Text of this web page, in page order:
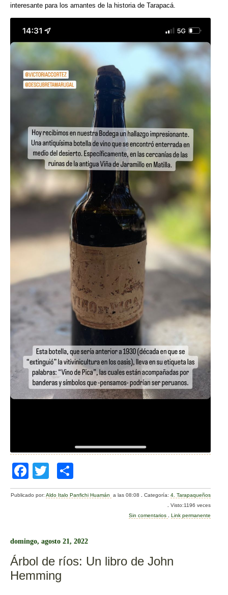
interesante para los amantes de la historia de Tarapacá.
F
a
c
b
o
o
k
wi
tt
o
m
ar
tir
Publicado por:Aldo Italo Panfichi Huamán a las 08:08 .Categoría:4. Tarapaqueños
Visto:1196 veces
Sin comentarios
Link permanente
domingo, agosto 21, 2022
Árbol de ríos: Un libro de John
Hemming